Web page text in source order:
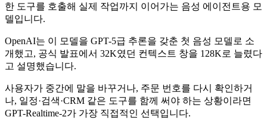
한 도구를 호출해 실제 작업까지 이어가는 음성 에이전트용 모
델입니다.
OpenAI는 이 모델을 GPT-5급 추론을 갖춘 첫 음성 모델로 소
개했고, 공식 발표에서 32K였던 컨텍스트 창을 128K로 늘렸다
고 설명했습니다.
사용자가 중간에 말을 바꾸거나, 주문 번호를 다시 확인하거
나, 일정·검색·CRM 같은 도구를 함께 써야 하는 상황이라면
GPT-Realtime-2가 가장 직접적인 선택입니다.